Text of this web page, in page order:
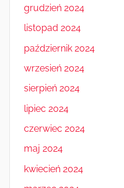
grudzień 2024
listopad 2024
październik 2024
wrzesień 2024
sierpień 2024
lipiec 2024
czerwiec 2024
maj 2024
kwiecień 2024